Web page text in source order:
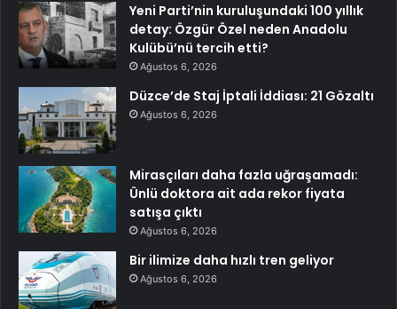
Yeni Parti’nin kuruluşundaki 100 yıllık
detay: Özgür Özel neden Anadolu
Kulübü’nü tercih etti?
Ağustos 6, 2026
Düzce’de Staj İptali İddiası: 21 Gözaltı
Ağustos 6, 2026
Mirasçıları daha fazla uğraşamadı:
Ünlü doktora ait ada rekor fiyata
satışa çıktı
Ağustos 6, 2026
Bir ilimize daha hızlı tren geliyor
Ağustos 6, 2026